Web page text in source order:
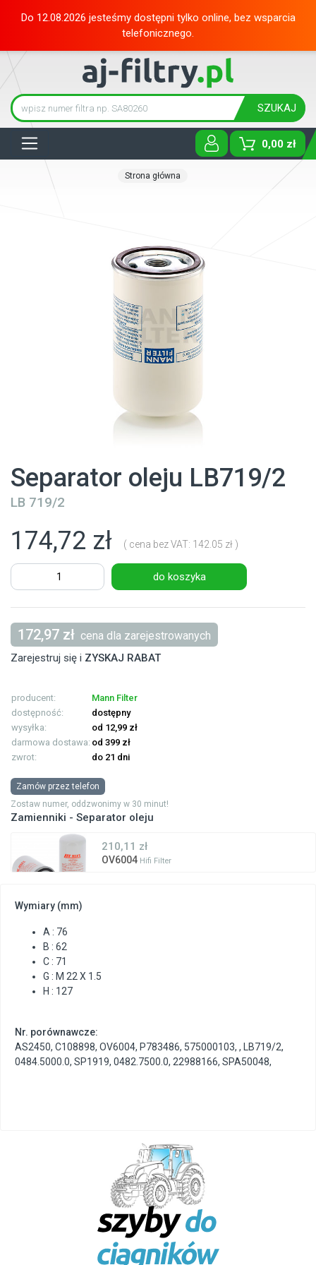
Do 12.08.2026 jesteśmy dostępni tylko online, bez wsparcia
telefonicznego.
SZUKAJ
0,00 zł
Strona główna
Separator oleju LB719/2
LB 719/2
174,72 zł ( cena bez VAT: 142.05 zł )
do koszyka
172,97 zł cena dla zarejestrowanych
Zarejestruj się i ZYSKAJ RABAT
producent:
Mann Filter
dostępność:
dostępny
wysyłka:
od 12,99 zł
darmowa dostawa: od 399 zł
zwrot:
do 21 dni
Zamów przez telefon
Zostaw numer, oddzwonimy w 30 minut!
Zamienniki - Separator oleju
210,11 zł
OV6004 Hifi Filter
Wymiary (mm)
A : 76
B : 62
C : 71
G : M 22 X 1.5
H : 127
Nr. porównawcze:
AS2450, C108898, OV6004, P783486, 575000103, , LB719/2,
0484.5000.0, SP1919, 0482.7500.0, 22988166, SPA50048,